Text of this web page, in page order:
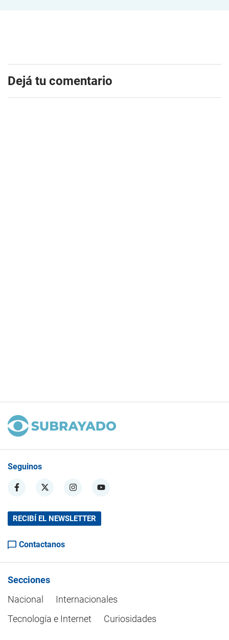
Dejá tu comentario
Seguinos
RECIBÍ EL NEWSLETTER
Contactanos
Secciones
Nacional
Internacionales
Tecnología e Internet
Curiosidades